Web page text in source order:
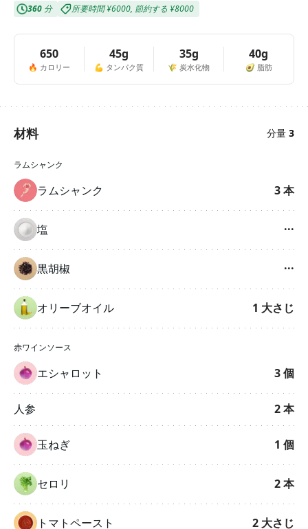
360 分 所要時間¥6000, 節約する ¥8000
650
🔥 カロリー
45g
💪 タンパク質
35g
🌾 炭水化物
40g
🥑 脂肪
材料 分量 3
ラムシャンク
ラムシャンク 3本
塩 ···
黒胡椒 ···
オリーブオイル 1 大さじ
赤ワインソース
エシャロット 3個
人参 2本
玉ねぎ 1 個
セロリ 2本
トマトペースト 2 大さじ